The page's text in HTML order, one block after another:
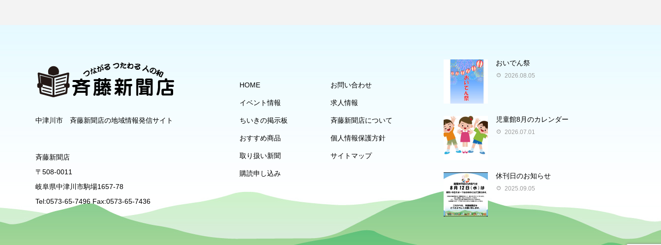
中津川市 斉藤新聞店の地域情報発信サイト
斉藤新聞店
〒508-0011
岐阜県中津川市駒場1657-78
Tel:0573-65-7496 Fax:0573-65-7436
HOME
イベント情報
ちいきの掲示板
おすすめ商品
取り扱い新聞
購読申し込み
お問い合わせ
求人情報
斉藤新聞店について
個人情報保護方針
サイトマップ
おいでん祭
2026.08.05
児童館8月のカレンダー
2026.07.01
休刊日のお知らせ
2025.09.05